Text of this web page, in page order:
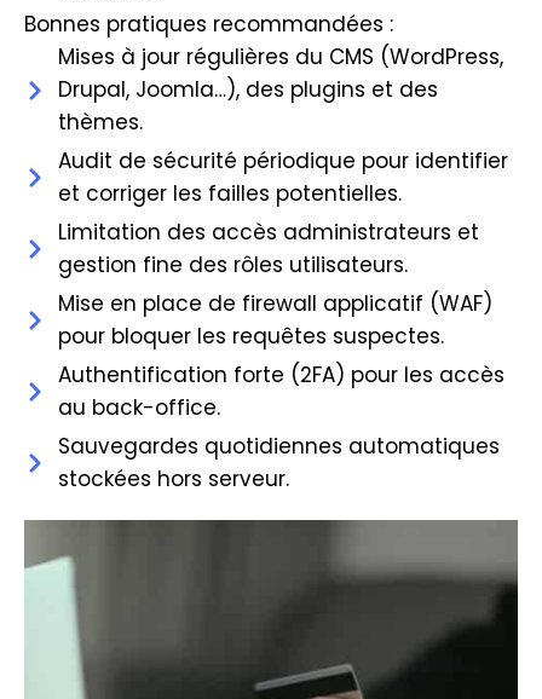
Bonnes pratiques recommandées :
Mises à jour régulières du CMS (WordPress,
Drupal, Joomla…), des plugins et des
thèmes.
Audit de sécurité périodique pour identifier
et corriger les failles potentielles.
Limitation des accès administrateurs et
gestion fine des rôles utilisateurs.
Mise en place de firewall applicatif (WAF)
pour bloquer les requêtes suspectes.
Authentification forte (2FA) pour les accès
au back-office.
Sauvegardes quotidiennes automatiques
stockées hors serveur.